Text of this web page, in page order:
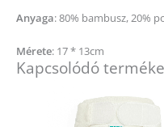
Anyaga: 80% bambusz, 20%
Mérete: 17 * 13cm
Kapcsolódó
a